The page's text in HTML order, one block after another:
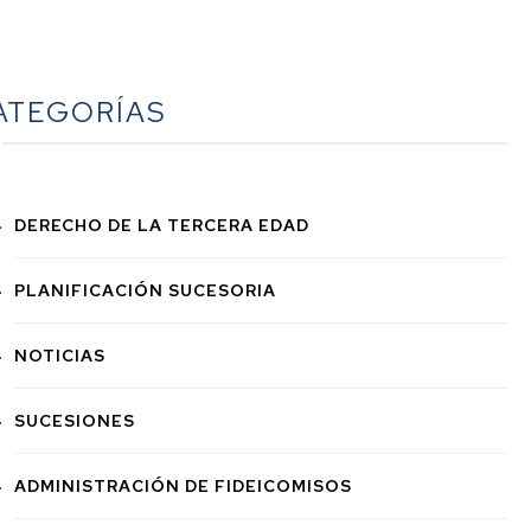
DERECHO DE LA TERCERA EDAD
PLANIFICACIÓN SUCESORIA
NOTICIAS
SUCESIONES
ADMINISTRACIÓN DE FIDEICOMISOS